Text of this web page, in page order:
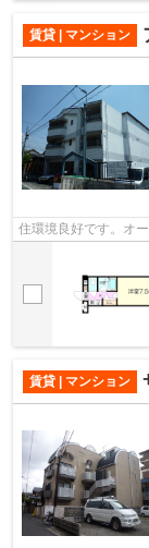
賃貸 | マンション
住環境良好です。オ
賃貸 | マンション